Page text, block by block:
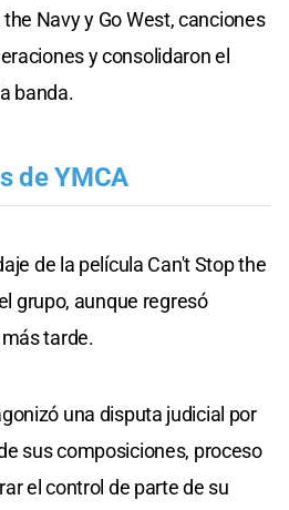
Navy y Go West, canciones
y consolidaron el
banda.
de YMCA
de la película Can't Stop the
grupo, aunque regresó
tarde.
una disputa judicial por
sus composiciones, proceso
el control de parte de su